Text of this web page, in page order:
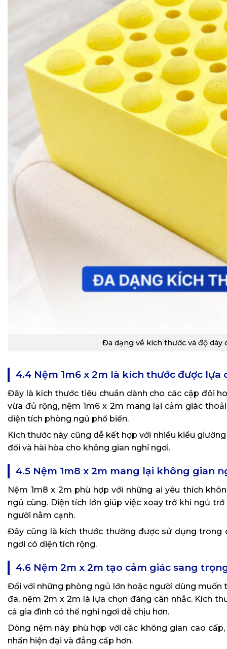
Đa dạng về kích thước và độ dày
4.4 Nệm 1m6 x 2m là kích thước được lựa
Đây là kích thước tiêu chuẩn dành cho các cặp đôi
vừa đủ rộng, nệm 1m6 x 2m mang lại cảm giác
diện tích phòng ngủ phổ biến.
Kích thước này cũng dễ kết hợp với nhiều kiểu
đối và hài hòa cho không gian nghỉ ngơi.
4.5 Nệm 1m8 x 2m mang lại không gian
Nệm 1m8 x 2m phù hợp với những ai yêu thích
ngủ cùng. Diện tích lớn giúp việc xoay trở khi ngủ
người nằm cạnh.
Đây cũng là kích thước thường được sử dụng trong
ngơi có diện tích rộng.
4.6 Nệm 2m x 2m tạo cảm giác sang
Đối với những phòng ngủ lớn hoặc người dùng
đa, nệm 2m x 2m là lựa chọn đáng cân nhắc. Kích
cả gia đình có thể nghỉ ngơi dễ chịu hơn.
Dòng nệm này phù hợp với các không gian cao
nhấn hiện đại và đẳng cấp hơn.